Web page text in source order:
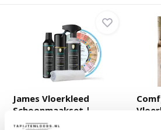
James Vloerkleed
Schoonmaakset |
Complet...